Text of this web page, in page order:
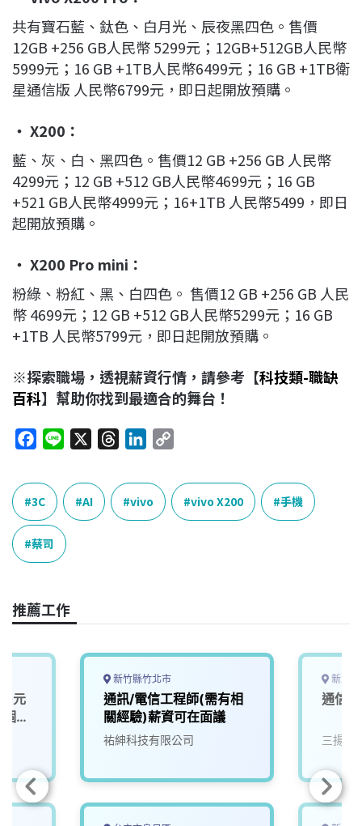
共有寶石藍、鈦色、白月光、辰夜黑四色。售價
12GB +256 GB人民幣 5299元；12GB+512GB人民幣
5999元；16 GB +1TB人民幣6499元；16 GB +1TB衛
星通信版 人民幣6799元，即日起開放預購。
‧ X200：
藍、灰、白、黑四色。售價12 GB +256 GB 人民幣
4299元；12 GB +512 GB人民幣4699元；16 GB
+521 GB人民幣4999元；16+1TB 人民幣5499，即日
起開放預購。
‧ X200 Pro mini：
粉綠、粉紅、黑、白四色。 售價12 GB +256 GB 人民
幣 4699元；12 GB +512 GB人民幣5299元；16 GB
+1TB 人民幣5799元，即日起開放預購。
※探索職場，透視薪資行情，請參考【科技類-職缺
百科】幫助你找到最適合的舞台！
c
e
b
o
o
e
r
e
a
n
k
e
p
L
3C AI vivo vivo X200 手機
蔡司
推薦工作
元
新竹縣竹北市
通訊/電信工程師(需有相
關經驗)薪資可在面議
祐紳科技有限公司
新北
通信/
三揚通